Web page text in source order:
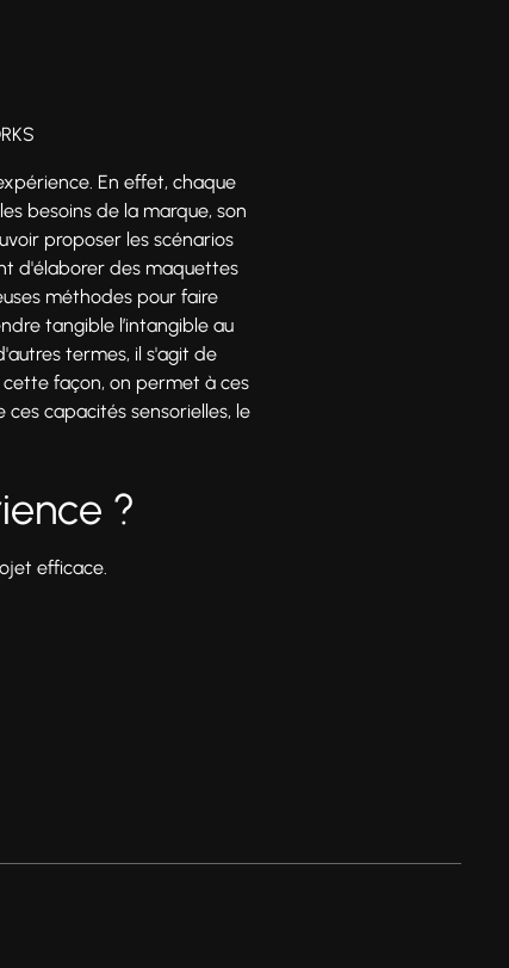
En effet, chaque
besoins de la marque, son
proposer les scénarios
d'élaborer des maquettes
méthodes pour faire
tangible l’intangible au
termes, il s'agit de
cette façon, on permet à ces
ces capacités sensorielles, le
?
efficace.